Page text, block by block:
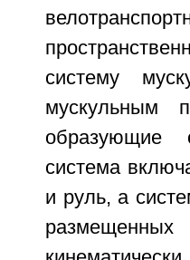
систему
мускульным
образующие
система
и руль, а